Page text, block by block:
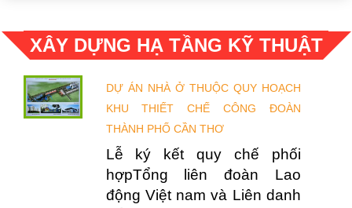
XÂY DỰNG HẠ TẦNG KỸ THUẬT
DỰ ÁN NHÀ Ở THUỘC QUY HOẠCH
KHU THIẾT CHẾ CÔNG ĐOÀN
THÀNH PHỐ CẦN THƠ
Lễ ký kết quy chế phối
hợpTổng liên đoàn Lao
động Việt nam và Liên danh